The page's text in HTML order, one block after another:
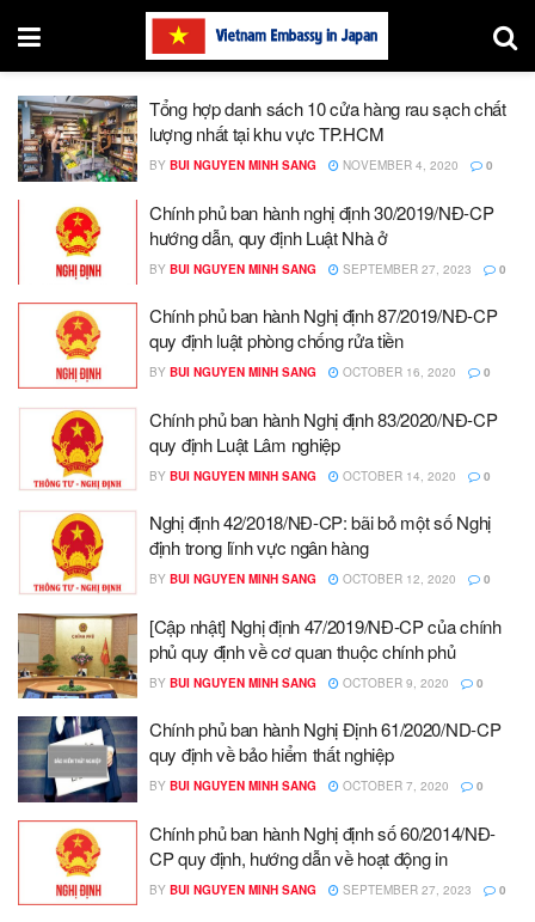
Tổng hợp danh sách 10 cửa hàng rau sạch chất
lượng nhất tại khu vực TP.HCM
BY BUI NGUYEN MINH SANG NOVEMBER 4, 2020 0
Chính phủ ban hành nghị định 30/2019/NĐ-CP
hướng dẫn, quy định Luật Nhà ở
BY BUI NGUYEN MINH SANG SEPTEMBER 27, 2023 0
Chính phủ ban hành Nghị định 87/2019/NĐ-CP
quy định luật phòng chống rửa tiền
BY BUI NGUYEN MINH SANG OCTOBER 16, 2020 0
Chính phủ ban hành Nghị định 83/2020/NĐ-CP
quy định Luật Lâm nghiệp
BY BUI NGUYEN MINH SANG OCTOBER 14, 2020 0
Nghị định 42/2018/NĐ-CP: bãi bỏ một số Nghị
định trong lĩnh vực ngân hàng
BY BUI NGUYEN MINH SANG OCTOBER 12, 2020 0
[Cập nhật] Nghị định 47/2019/NĐ-CP của chính
phủ quy định về cơ quan thuộc chính phủ
BY BUI NGUYEN MINH SANG OCTOBER 9, 2020 0
Chính phủ ban hành Nghị Định 61/2020/ND-CP
quy định về bảo hiểm thất nghiệp
BY BUI NGUYEN MINH SANG OCTOBER 7, 2020 0
Chính phủ ban hành Nghị định số 60/2014/NĐ-
CP quy định, hướng dẫn về hoạt động in
BY BUI NGUYEN MINH SANG SEPTEMBER 27, 2023 0